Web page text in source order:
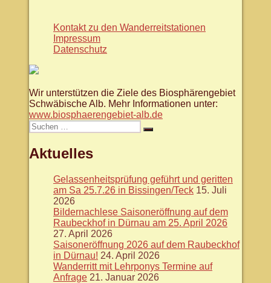
Kontakt zu den Wanderreitstationen
Impressum
Datenschutz
Wir unterstützen die Ziele des Biosphärengebiet
Schwäbische Alb. Mehr Informationen unter:
www.biosphaerengebiet-alb.de
Suche
nach:
Suchen
Aktuelles
Gelassenheitsprüfung geführt und geritten
am Sa 25.7.26 in Bissingen/Teck 15. Juli
2026
Bildernachlese Saisoneröffnung auf dem
Raubeckhof in Dürnau am 25. April 2026
27. April 2026
Saisoneröffnung 2026 auf dem Raubeckhof
in Dürnau! 24. April 2026
Wanderritt mit Lehrponys Termine auf
Anfrage 21. Januar 2026